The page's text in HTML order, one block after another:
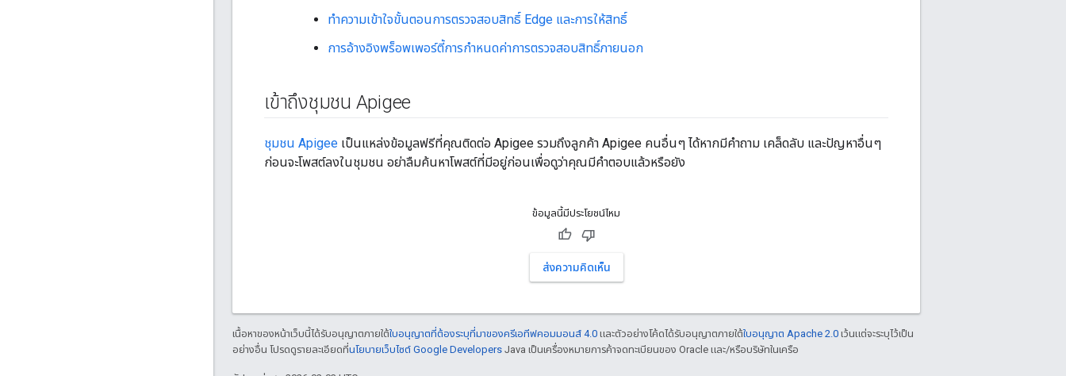
ทำความเข้าใจขั้นตอนการตรวจสอบสิทธิ์ Edge และการให้สิทธิ์
การอ้างอิงพร็อพเพอร์ตี้การกำหนดค่าการตรวจสอบสิทธิ์ภายนอก
เข้าถึงชุมชน Apigee
ชุมชน Apigee เป็นแหล่งข้อมูลฟรีที่คุณติดต่อ Apigee รวมถึงลูกค้า Apigee คนอื่นๆ ได้หากมีคำถาม เคล็ดลับ และปัญหาอื่นๆ
ก่อนจะโพสต์ลงในชุมชน อย่าลืมค้นหาโพสต์ที่มีอยู่ก่อนเพื่อดูว่าคุณมีคำตอบแล้วหรือยัง
ข้อมูลนี้มีประโยชน์ไหม
ส่งความคิดเห็น
เนื้อหาของหน้าเว็บนี้ได้รับอนุญาตภายใต้ใบอนุญาตที่ต้องระบุที่มาของครีเอทีฟคอมมอนส์ 4.0 และตัวอย่างโค้ดได้รับอนุญาตภายใต้ใบอนุญาต Apache 2.0 เว้นแต่จะระบุไว้เป็น
อย่างอื่น โปรดดูรายละเอียดที่นโยบายเว็บไซต์ Google Developers Java เป็นเครื่องหมายการค้าจดทะเบียนของ Oracle และ/หรือบริษัทในเครือ